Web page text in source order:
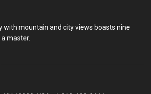
with mountain and city views boasts nine
master.